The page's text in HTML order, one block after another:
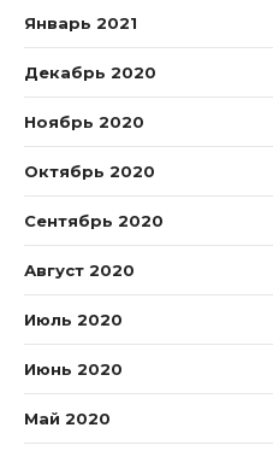
Январь 2021
Декабрь 2020
Ноябрь 2020
Октябрь 2020
Сентябрь 2020
Август 2020
Июль 2020
Июнь 2020
Май 2020